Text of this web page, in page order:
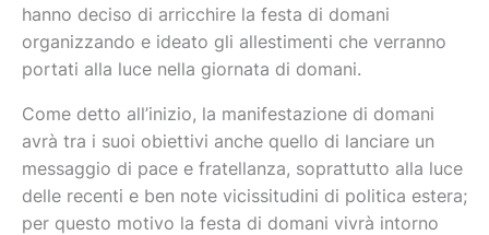
hanno deciso di arricchire la festa di domani
organizzando e ideato gli allestimenti che verranno
portati alla luce nella giornata di domani.
Come detto all’inizio, la manifestazione di domani
avrà tra i suoi obiettivi anche quello di lanciare un
messaggio di pace e fratellanza, soprattutto alla luce
delle recenti e ben note vicissitudini di politica estera;
per questo motivo la festa di domani vivrà intorno